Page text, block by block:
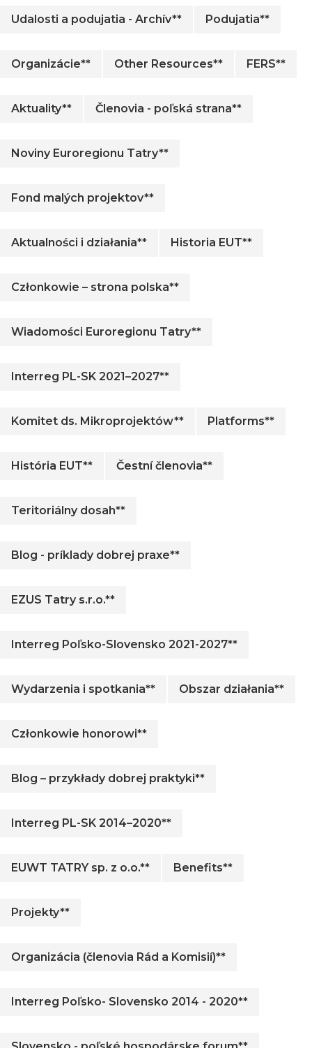
Udalosti a podujatia - Archív** Podujatia**
Organizácie** Other Resources** FERS**
Aktuality** Členovia - poľská strana**
Noviny Euroregionu Tatry**
Fond malých projektov**
Aktualności i działania** Historia EUT**
Członkowie – strona polska**
Wiadomości Euroregionu Tatry**
Interreg PL-SK 2021–2027**
Komitet ds. Mikroprojektów** Platforms**
História EUT** Čestní členovia**
Teritoriálny dosah**
Blog - príklady dobrej praxe**
EZUS Tatry s.r.o.**
Interreg Poľsko-Slovensko 2021-2027**
Wydarzenia i spotkania** Obszar działania**
Członkowie honorowi**
Blog – przykłady dobrej praktyki**
Interreg PL-SK 2014–2020**
EUWT TATRY sp. z o.o.** Benefits**
Projekty**
Organizácia (členovia Rád a Komisií)**
Interreg Poľsko- Slovensko 2014 - 2020**